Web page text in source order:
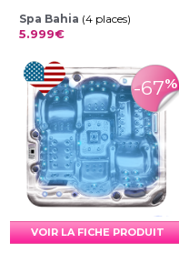
Spa Bahia (4 places)
5.999€
-67%
VOIR LA FICHE PRODUIT